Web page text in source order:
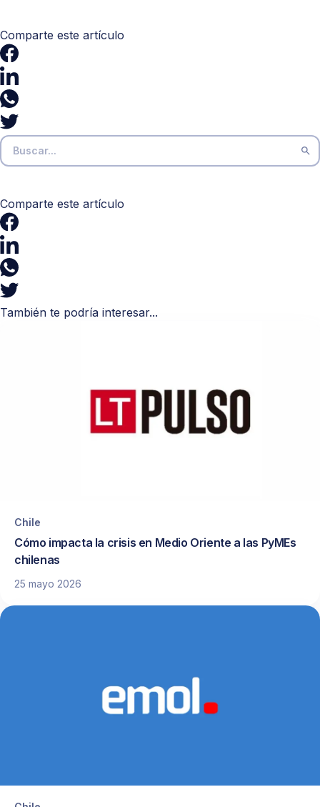
Comparte este artículo
Comparte este artículo
También te podría interesar...
Chile
Cómo impacta la crisis en Medio Oriente a las PyMEs
chilenas
25 mayo 2026